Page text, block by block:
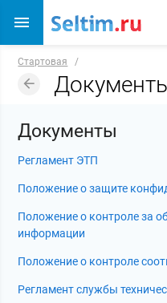
Стартовая /
Документы
Регламент ЭТП
Положение о защите
Положение о контроле за
информации
Положение о контроле
Регламент службы